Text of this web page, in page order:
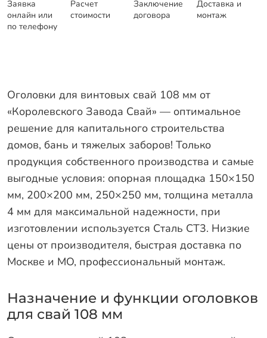
Заявка
онлайн или
по телефону
Расчет
стоимости
Заключение
договора
Доставка и
монтаж
Оголовки для винтовых свай 108 мм от
«Королевского Завода Свай» — оптимальное
решение для капитального строительства
домов, бань и тяжелых заборов! Только
продукция собственного производства и самые
выгодные условия: опорная площадка 150×150
мм, 200×200 мм, 250×250 мм, толщина металла
4 мм для максимальной надежности, при
изготовлении используется Сталь СТ3. Низкие
цены от производителя, быстрая доставка по
Москве и МО, профессиональный монтаж.
Назначение и функции оголовков
для свай 108 мм